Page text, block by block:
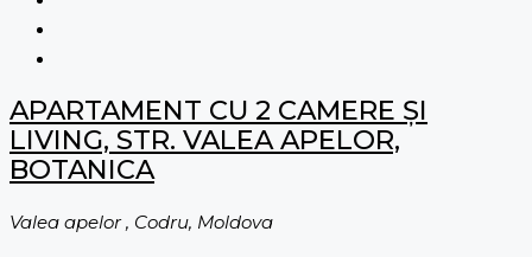
APARTAMENT CU 2 CAMERE ȘI
LIVING, STR. VALEA APELOR,
BOTANICA
Valea apelor , Codru, Moldova